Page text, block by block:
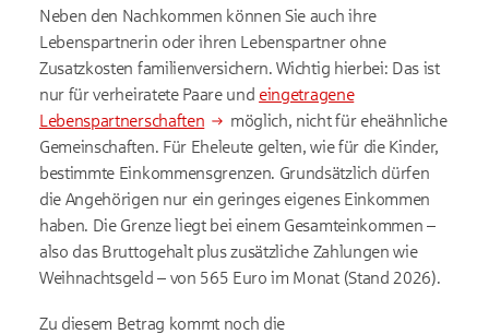
Neben den Nachkommen können Sie auch ihre
Lebenspartnerin oder ihren Lebenspartner ohne
Zusatzkosten familienversichern. Wichtig hierbei: Das ist
nur für verheiratete Paare und eingetragene
Lebenspartnerschaften
möglich, nicht für eheähnliche
Gemeinschaften. Für Eheleute gelten, wie für die Kinder,
bestimmte Einkommensgrenzen. Grundsätzlich dürfen
die Angehörigen nur ein geringes eigenes Einkommen
haben. Die Grenze liegt bei einem Gesamteinkommen –
also das Bruttogehalt plus zusätzliche Zahlungen wie
Weihnachtsgeld – von 565 Euro im Monat (Stand 2026).
Zu diesem Betrag kommt noch die